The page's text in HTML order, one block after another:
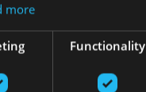
more
Functionality